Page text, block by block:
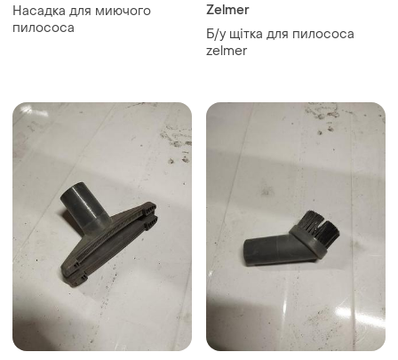
Насадка для миючого
пилососа
Zelmer
Б/у щітка для пилососа
zelmer